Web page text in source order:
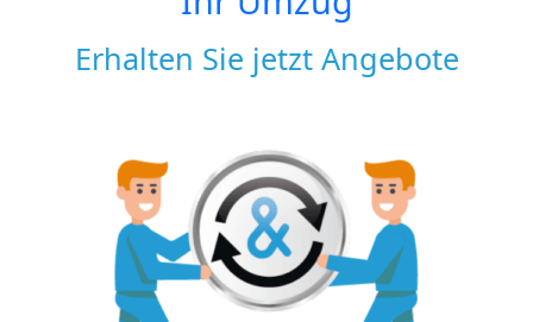
Erhalten Sie jetzt Angebote